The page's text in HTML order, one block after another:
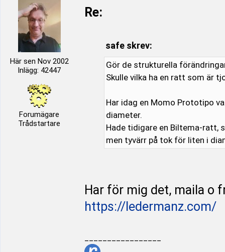
Här sen Nov 2002
Inlägg: 42447
Forumägare
Trådstartare
Re:
safe skrev:
Gör de strukturella
Skulle vilka ha en ratt som är
Har idag en Momo Prototipo
diameter.
Hade tidigare en Biltema-ratt,
men tyvärr på tok för liten i
Har för mig det, maila o
https://ledermanz.com/